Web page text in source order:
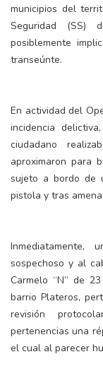
municipios del
Seguridad (SS)
posiblemente
transeúnte.
En actividad del
incidencia
ciudadano
aproximaron para
sujeto a bordo de
pistola y tras
Inmediatamente,
sospechoso y al
Carmelo “N” de
barrio Plateros,
revisión
pertenencias una
el cual al parecer